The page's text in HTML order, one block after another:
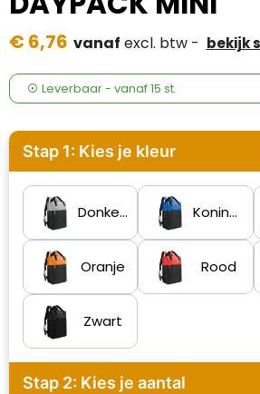
Fresh 'n Rebel
GolfOriginals
James Harvest
Kingcap
Mepal
Moleskine
MyKit
Ocean Bottle
Parker
€ 6,76 vanaf excl. btw - bekijk
Leverbaar- vanaf15 st.
Stap 1: Kies je kleur
Donkergrijs Koningsblauw
Oranje Rood
Zwart
Stap 2: Kies je aantal